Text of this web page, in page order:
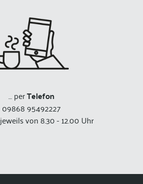
… perTelefon
09868 95492227
von 8.30 - 12.00 Uhr